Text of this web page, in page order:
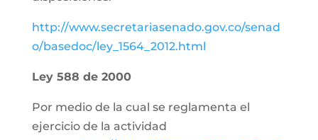
http://www.secretariasenado.gov.co/senad
o/basedoc/ley_1564_2012.html
Ley 588 de 2000
Por medio de la cual se reglamenta el
ejercicio de la actividad